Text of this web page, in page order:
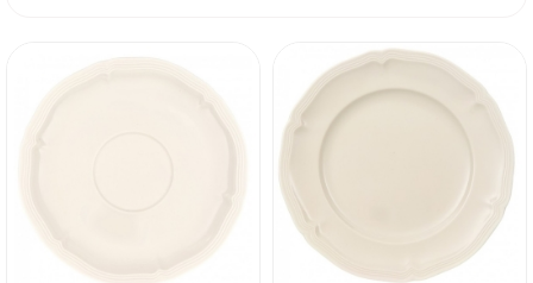
op onze traditionele basisvorm Louis XIV. De randen van de
borden bestaan uit golvende, zachte lijnen die de decoratie
een decente, elegante flair geven.
Het servies is vaatwasmachine- en magnetronbestendig.